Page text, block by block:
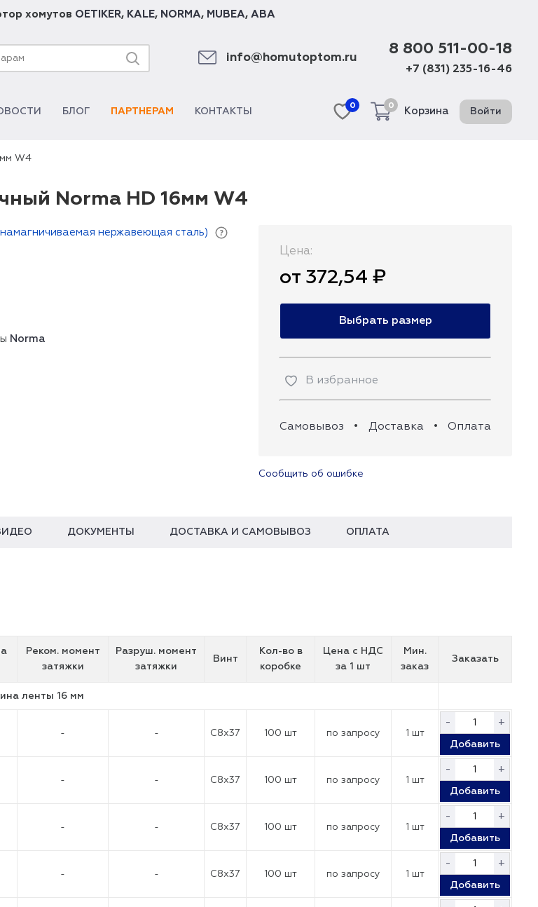
хомутов OETIKER, KALE, NORMA, MUBEA, ABA
info@homutoptom.ru
8 800 511-00-18
+7 (831) 235-16-46
БЛОГ ПАРТНЕРАМ КОНТАКТЫ
0 0
Корзина Войти
W4
Norma HD 16мм W4
нержавеющая сталь)
Norma
Цена:
от 372,54 ₽
Выбрать размер
В избранное
Самовывоз • Доставка • Оплата
Сообщить об ошибке
ДОКУМЕНТЫ ДОСТАВКА И САМОВЫВОЗ ОПЛАТА
Реком. момент
затяжки
Разруш. момент
затяжки
Винт
Кол-во в
коробке
Цена с НДС
за 1 шт
Мин.
заказ
Заказать
ленты 16 мм
- - C8x37 100 шт по запросу 1 шт
- +
Добавить
- - C8x37 100 шт по запросу 1 шт
- +
Добавить
- - C8x37 100 шт по запросу 1 шт
- +
Добавить
- - C8x37 100 шт по запросу 1 шт
- +
Добавить